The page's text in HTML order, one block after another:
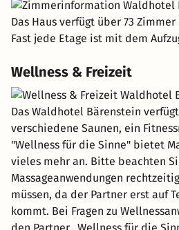
Das Haus verfügt über 73
Fast jede Etage ist mit dem
Wellness & Freizeit
Das Waldhotel Bärenstein
verschiedene Saunen, ein
"Wellness für die Sinne" bietet
vieles mehr an. Bitte beachten
Massageanwendungen
müssen, da der Partner erst auf
kommt. Bei Fragen zu